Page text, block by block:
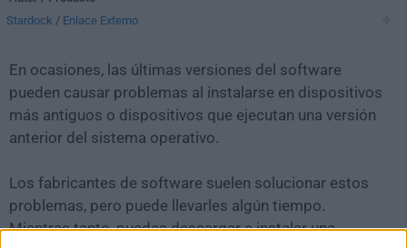
Stardock / Enlace Externo
En ocasiones, las últimas versiones del software
pueden causar problemas al instalarse en dispositivos
más antiguos o dispositivos que ejecutan una versión
anterior del sistema operativo.
Los fabricantes de software suelen solucionar estos
problemas, pero puede llevarles algún tiempo.
Mientras tanto, puedes descargar e instalar una